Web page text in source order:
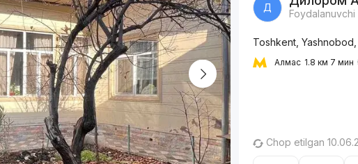
Д
Foydalanuvchi
Toshkent, Yashnobod,
Алмас 1.8 км 7 мин
Chop etilgan